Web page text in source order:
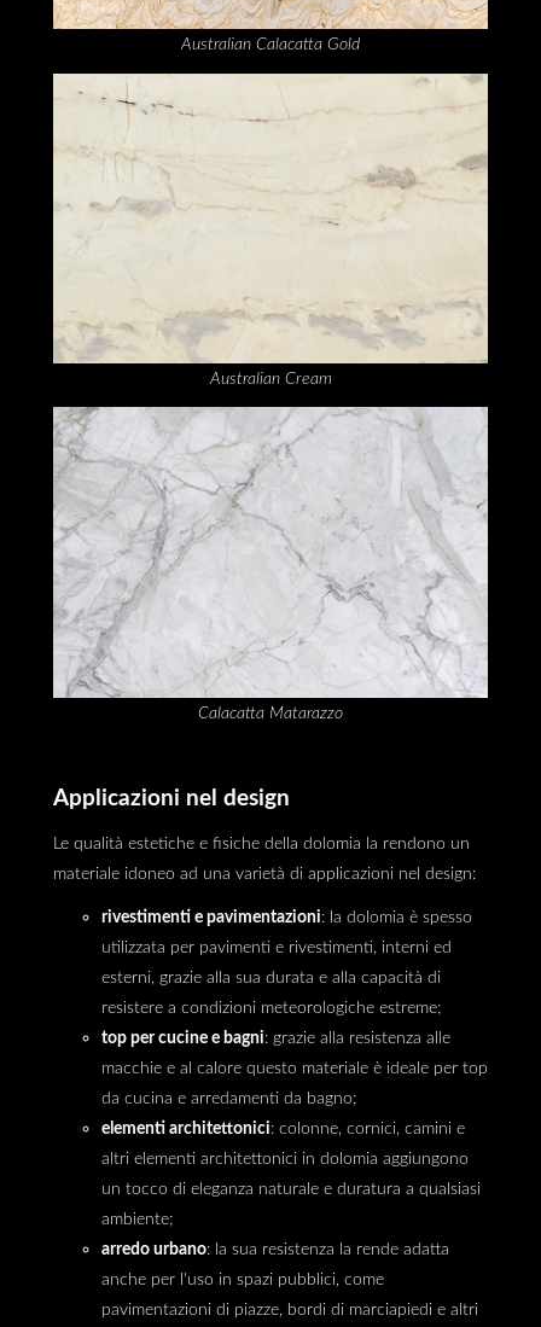
Australian Calacatta Gold
Australian Cream
Calacatta Matarazzo
Applicazioni nel design
Le qualità estetiche e fisiche della dolomia la rendono un
materiale idoneo ad una varietà di applicazioni nel design:
rivestimenti e pavimentazioni: la dolomia è spesso
utilizzata per pavimenti e rivestimenti, interni ed
esterni, grazie alla sua durata e alla capacità di
resistere a condizioni meteorologiche estreme;
top per cucine e bagni: grazie alla resistenza alle
macchie e al calore questo materiale è ideale per top
da cucina e arredamenti da bagno;
elementi architettonici: colonne, cornici, camini e
altri elementi architettonici in dolomia aggiungono
un tocco di eleganza naturale e duratura a qualsiasi
ambiente;
arredo urbano: la sua resistenza la rende adatta
anche per l'uso in spazi pubblici, come
pavimentazioni di piazze, bordi di marciapiedi e altri